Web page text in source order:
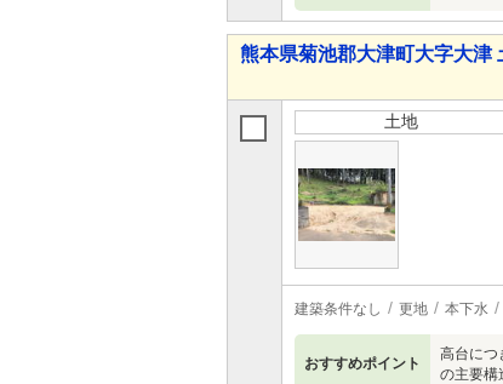
熊本県菊池郡大津町大字大津
土地
建築条件なし 更地 本下水
おすすめポイント
高台につ
の主要構